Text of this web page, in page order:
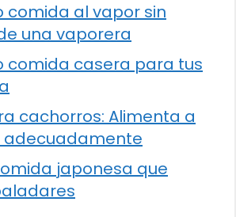
comida al vapor sin
una vaporera
comida casera para tus
cachorros: Alimenta a
japonesa que